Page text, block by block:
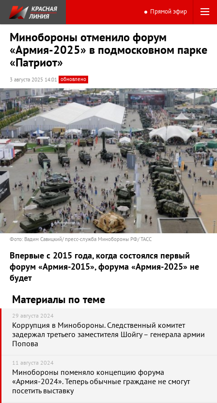
Прямой эфир
Минобороны отменило форум
«Армия-2025» в подмосковном парке
«Патриот»
3 августа 2025 14:01 обновлено
Фото: Вадим Савицкий/ пресс-служба Минобороны РФ/ ТАСС
Впервые с 2015 года, когда состоялся первый
форум «Армия-2015», форума «Армия-2025» не
будет
Материалы по теме
29 августа 2024
Коррупция в Минобороны. Следственный комитет
задержал третьего заместителя Шойгу – генерала армии
Попова
11 августа 2024
Минобороны поменяло концепцию форума
«Армия-2024». Теперь обычные граждане не смогут
посетить выставку